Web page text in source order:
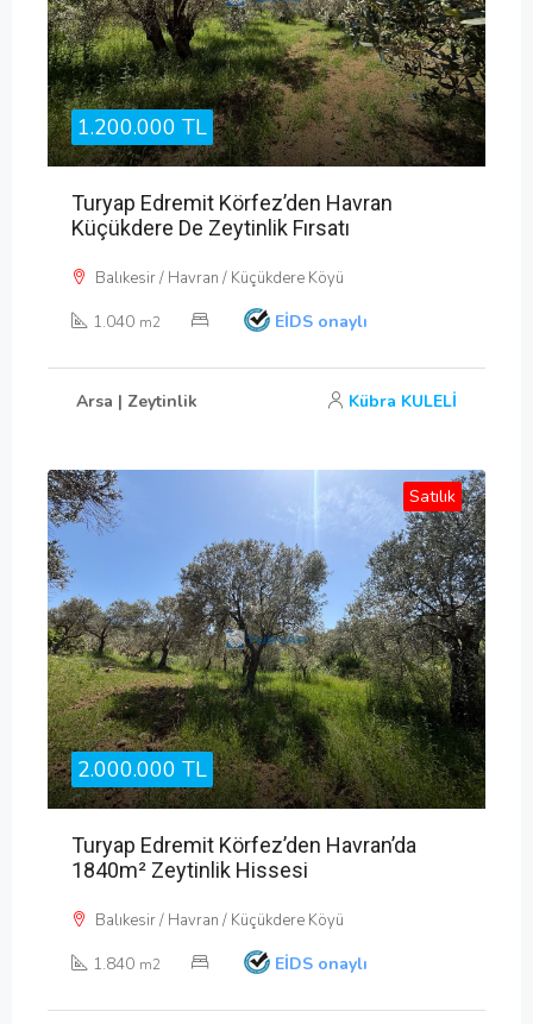
1.200.000 TL
Turyap Edremit Körfez’den Havran
Küçükdere De Zeytinlik Fırsatı
Balıkesir / Havran / Küçükdere Köyü
1.040 m2 EİDS onaylı
Arsa | Zeytinlik Kübra KULELİ
Satılık
2.000.000 TL
Turyap Edremit Körfez’den Havran’da
1840m² Zeytinlik Hissesi
Balıkesir / Havran / Küçükdere Köyü
1.840 m2 EİDS onaylı